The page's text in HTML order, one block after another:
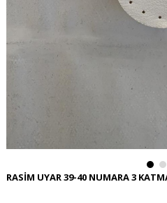
RASİM UYAR 39-40 NUMARA 3